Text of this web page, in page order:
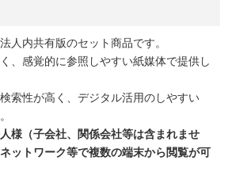
人内共有版のセット商品です。
、感覚的に参照しやすい紙媒体で提供し
索性が高く、デジタル活用のしやすい
様（子会社、関係会社等は含まれませ
ットワーク等で複数の端末から閲覧が可